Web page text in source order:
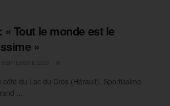
Tout le monde est le
»
du Lac du Crès (Hérault), Sportissime
...